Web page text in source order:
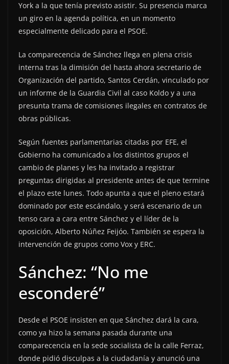
York a la que tenía previsto asistir. Su presencia marca
un giro en la agenda política, en un momento
especialmente delicado para el PSOE.
La comparecencia de Sánchez llega en plena crisis
interna tras la dimisión del hasta ahora secretario de
Organización del partido, Santos Cerdán, vinculado por
un informe de la Guardia Civil al caso Koldo y a una
presunta trama de comisiones ilegales en contratos de
obras públicas.
Según fuentes parlamentarias citadas por EFE, el
Gobierno ha comunicado a los distintos grupos el
cambio de planes y les ha invitado a registrar
preguntas dirigidas al presidente antes de que termine
el plazo este lunes. Todo apunta a que el pleno estará
dominado por este escándalo, y será escenario de un
tenso cara a cara entre Sánchez y el líder de la
oposición, Alberto Núñez Feijóo. También se espera la
intervención de grupos como Vox y ERC.
Sánchez: “No me
esconderé”
Desde el PSOE insisten en que Sánchez dará la cara,
como ya hizo la semana pasada durante una
comparecencia en la sede socialista de la calle Ferraz,
donde pidió disculpas a la ciudadanía y anunció una